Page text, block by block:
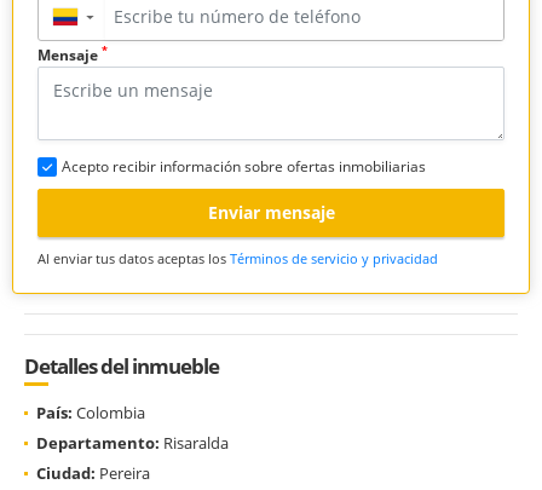
▼
Mensaje *
Acepto recibir información sobre ofertas inmobiliarias
Enviar mensaje
Al enviar tus datos aceptas los Términos de servicio y privacidad
Detalles del inmueble
País: Colombia
Departamento: Risaralda
Ciudad: Pereira